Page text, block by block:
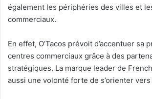
également les périphéries des villes et
commerciaux.
En effet, O’Tacos prévoit d’accentuer sa
centres commerciaux grâce à des
stratégiques. La marque leader de
aussi une volonté forte de s’orienter